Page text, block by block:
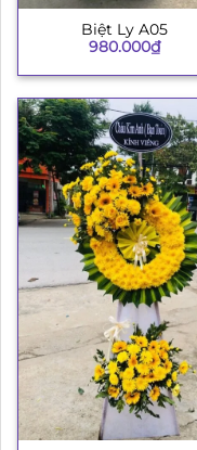
Biệt Ly A05
980.000₫